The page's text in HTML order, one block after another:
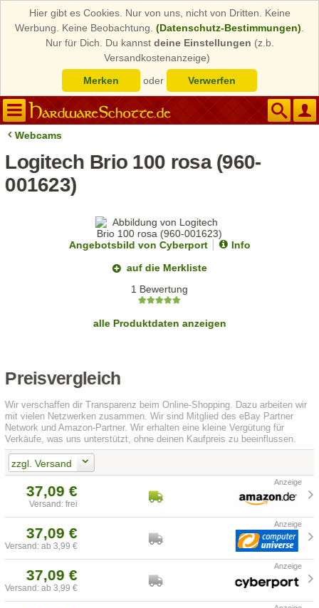
Hier gibt es Cookies. Nur von uns, nicht von Dritten. Keine
Werbung. Keine Beobachtung. (Datenschutz-Bestimmungen)
Nur für Dich. Du kannst deine Einstellungen (z.b.
Versandkostenanzeige)
Merken
oder Verwerfen
Webcams
Logitech Brio 100 rosa (960-
001623)
Angebotsbild von Cyberport
Info
auf die Merkliste
1 Bewertung
alle Produktdaten anzeigen
Preisvergleich
Wir verschaffen dir Transparenz beim Online-Shopping. Dazu arbeiten wir
mit vielen Netzwerken zusammen. Wir sind Mitglied des eBay Partner
Network und Amazon-Partner. Wir erhalten eine kleine Vergütung für
Verkäufe, was uns unterstützt, ohne deinen Kaufpreis zu beeinflussen.
zzgl. Versand
37,09 €
Versand: frei
37,09 €
Versand: ab 3,99 €
37,09 €
Versand: ab 3,99 €